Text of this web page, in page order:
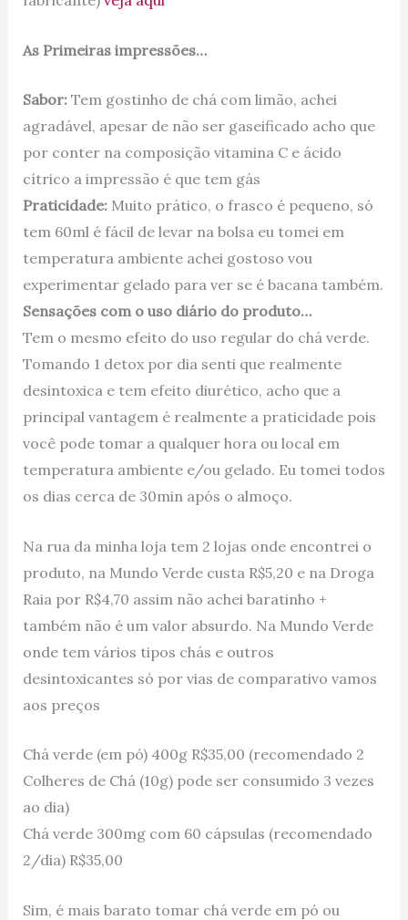
As Primeiras impressões…
Sabor:Tem gostinho de chá com limão, achei
agradável, apesar de não ser gaseificado acho que
por conter na composição vitamina C e ácido
cítrico a impressão é que tem gás
Praticidade:Muito prático, o frasco é pequeno, só
tem 60ml é fácil de levar na bolsa eu tomei em
temperatura ambiente achei gostoso vou
experimentar gelado para ver se é bacana também.
Sensações com o uso diário do produto…
Tem o mesmo efeito do uso regular do chá verde.
Tomando 1 detox por dia senti que realmente
desintoxica e tem efeito diurético, acho que a
principal vantagem é realmente a praticidade pois
você pode tomar a qualquer hora ou local em
temperatura ambiente e/ou gelado. Eu tomei todos
os dias cerca de 30min após o almoço.
Na rua da minha loja tem 2 lojas onde encontrei o
produto, na Mundo Verde custa R$5,20 e na Droga
Raia por R$4,70 assim não achei baratinho +
também não é um valor absurdo. Na Mundo Verde
onde tem vários tipos chás e outros
desintoxicantes só por vias de comparativo vamos
aos preços
Chá verde (em pó) 400g R$35,00 (recomendado 2
Colheres de Chá (10g) pode ser consumido 3 vezes
ao dia)
Chá verde 300mg com 60 cápsulas (recomendado
2/dia) R$35,00
Sim, é mais barato tomar chá verde em pó ou